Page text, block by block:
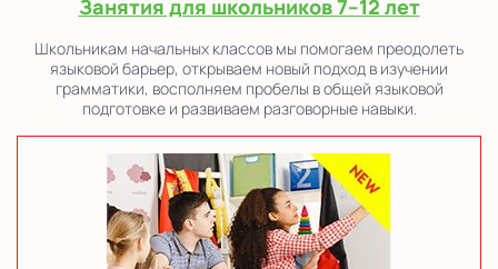
Занятия для школьников 7–12 лет
Школьникам начальных классов мы помогаем преодолеть
языковой барьер, открываем новый подход в изучении
грамматики, восполняем пробелы в общей языковой
подготовке и развиваем разговорные навыки.